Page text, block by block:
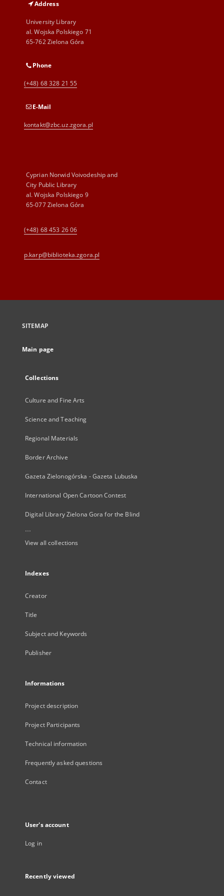
Address
University Library
al. Wojska Polskiego 71
65-762 Zielona Góra
Phone
(+48) 68 328 21 55
E-Mail
kontakt@zbc.uz.zgora.pl
Cyprian Norwid Voivodeship and
City Public Library
al. Wojska Polskiego 9
65-077 Zielona Góra
(+48) 68 453 26 06
p.karp@biblioteka.zgora.pl
SITEMAP
Main page
Collections
Culture and Fine Arts
Science and Teaching
Regional Materials
Border Archive
Gazeta Zielonogórska - Gazeta Lubuska
International Open Cartoon Contest
Digital Library Zielona Gora for the Blind
...
View all collections
Indexes
Creator
Title
Subject and Keywords
Publisher
Informations
Project description
Project Participants
Technical information
Frequently asked questions
Contact
User's account
Log in
Recently viewed